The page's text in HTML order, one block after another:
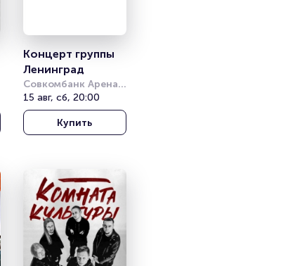
Концерт группы
Ленинград
Совкомбанк Арена
(бывш. Стадион
«Нижний
Новгород»)
15 авг, сб, 20:00
Купить